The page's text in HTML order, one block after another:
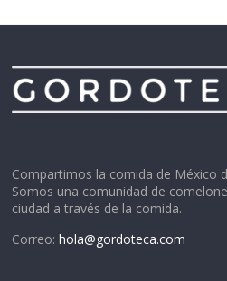
Compartimos la comida de México
Somos una comunidad de
ciudad a través de la comida.
Correo:hola@gordoteca.com